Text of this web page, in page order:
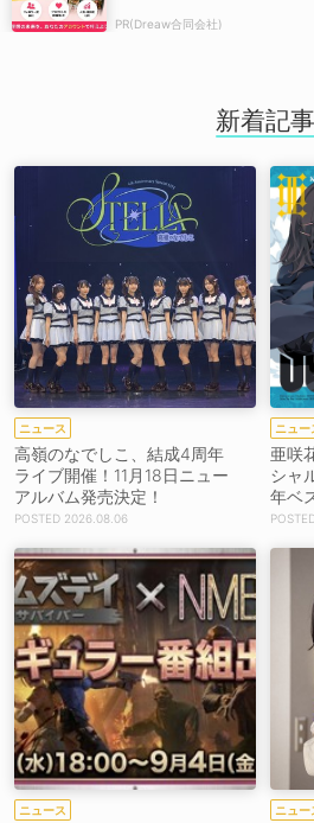
PR(Dreaw合同会社)
新着記事
ニュース
高嶺のなでしこ、結成4周年
ライブ開催！11月18日ニュー
アルバム発売決定！
2026.08.06
ニュー
亜咲
シャ
年ベ
リー
ニュース ニュー